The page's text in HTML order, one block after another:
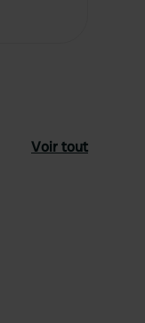
Voir tout